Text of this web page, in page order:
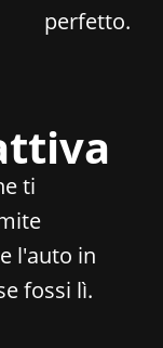
perfetto.
ti
l'auto in
fossi lì.